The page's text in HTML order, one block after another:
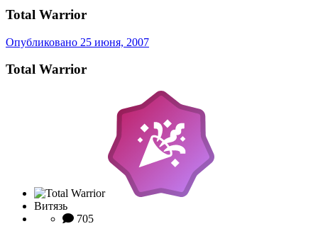
Total Warrior
Опубликовано 25 июня, 2007
Total Warrior
Витязь
705